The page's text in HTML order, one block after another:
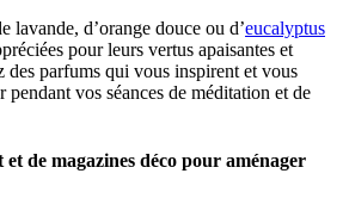
lavande, d’orange douce ou d’eucalyptus
pour leurs vertus apaisantes et
des parfums qui vous inspirent et vous
pendant vos séances de méditation et de
de magazines déco pour aménager